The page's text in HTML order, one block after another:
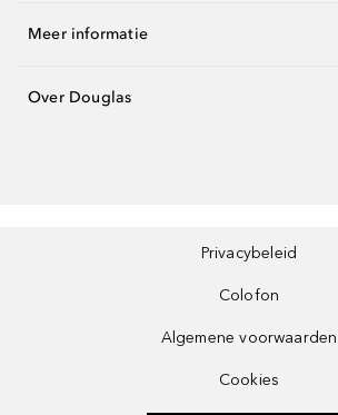
Meer informatie
Over Douglas
Privacybeleid
Colofon
Algemene voorwaarden
Cookies